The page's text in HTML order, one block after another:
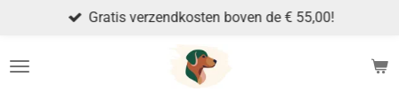
naar
Gratis verzendkosten boven de € 55,00!